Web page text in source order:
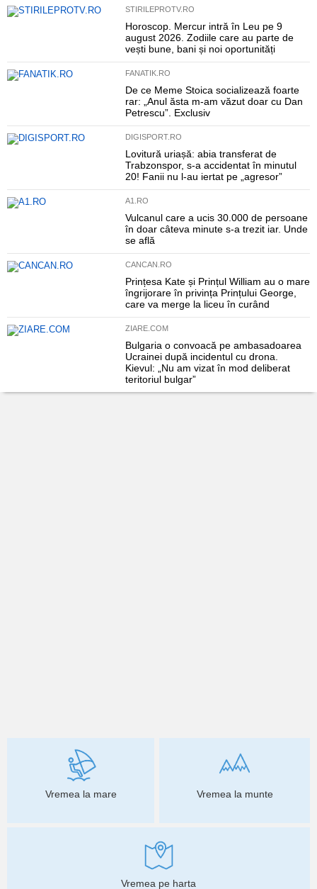
STIRILEPROTV.RO
Horoscop. Mercur intră în Leu pe 9
august 2026. Zodiile care au parte de
vești bune, bani și noi oportunități
FANATIK.RO
De ce Meme Stoica socializează foarte
rar: „Anul ăsta m-am văzut doar cu Dan
Petrescu”. Exclusiv
DIGISPORT.RO
Lovitură uriașă: abia transferat de
Trabzonspor, s-a accidentat în minutul
20! Fanii nu l-au iertat pe „agresor”
A1.RO
Vulcanul care a ucis 30.000 de persoane
în doar câteva minute s-a trezit iar. Unde
se află
CANCAN.RO
Prințesa Kate și Prințul William au o mare
îngrijorare în privința Prințului George,
care va merge la liceu în curând
ZIARE.COM
Bulgaria o convoacă pe ambasadoarea
Ucrainei după incidentul cu drona.
Kievul: „Nu am vizat în mod deliberat
teritoriul bulgar”
Vremea la mare Vremea la munte
Vremea pe harta